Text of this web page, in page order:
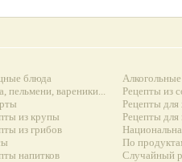
блюда
пельмени, вареники...
из крупы
из грибов
напитков
Рецепты из
Рецепты для
Рецепты для
По
Случайный